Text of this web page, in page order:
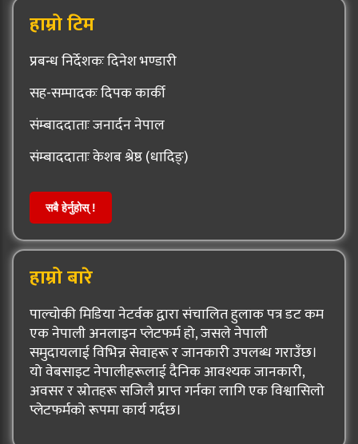
हाम्रो टिम
प्रबन्ध निर्देशकः दिनेश भण्डारी
सह-सम्पादकः दिपक कार्की
संम्बाददाताः जनार्दन नेपाल
संम्बाददाताः केशब श्रेष्ठ (धादिङ्)
सबै हेर्नुहोस् !
हाम्रो बारे
पाल्चोकी मिडिया नेटर्वक द्वारा संचालित हुलाक पत्र डट कम
एक नेपाली अनलाइन प्लेटफर्म हो, जसले नेपाली
समुदायलाई विभिन्न सेवाहरू र जानकारी उपलब्ध गराउँछ।
यो वेबसाइट नेपालीहरूलाई दैनिक आवश्यक जानकारी,
अवसर र स्रोतहरू सजिलै प्राप्त गर्नका लागि एक विश्वासिलो
प्लेटफर्मको रूपमा कार्य गर्दछ।